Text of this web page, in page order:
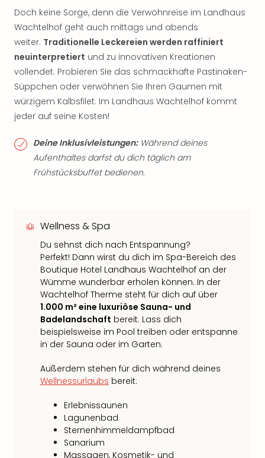
Doch keine Sorge, denn die Verwöhnreise im Landhaus
Wachtelhof geht auch mittags und abends
weiter. Traditionelle Leckereien werden raffiniert
neuinterpretiert und zu innovativen Kreationen
vollendet. Probieren Sie das schmackhafte Pastinaken-
Süppchen oder verwöhnen Sie Ihren Gaumen mit
würzigem Kalbsfilet. Im Landhaus Wachtelhof kommt
jeder auf seine Kosten!
Deine Inklusivleistungen:Während deines
Aufenthaltes darfst du dich täglich am
Frühstücksbuffet bedienen.
Wellness & Spa
Du sehnst dich nach Entspannung?
Perfekt! Dann wirst du dich im Spa-Bereich des
Boutique Hotel Landhaus Wachtelhof an der
Wümme wunderbar erholen können. In der
Wachtelhof Therme steht für dich auf über
1.000 m² eine luxuriöse Sauna- und
Badelandschaft bereit. Lass dich
beispielsweise im Pool treiben oder entspanne
in der Sauna oder im Garten.
Außerdem stehen für dich während deines
Wellnessurlaubs bereit:
Erlebnissaunen
Lagunenbad
Sternenhimmeldampfbad
Sanarium
Massagen, Kosmetik- und